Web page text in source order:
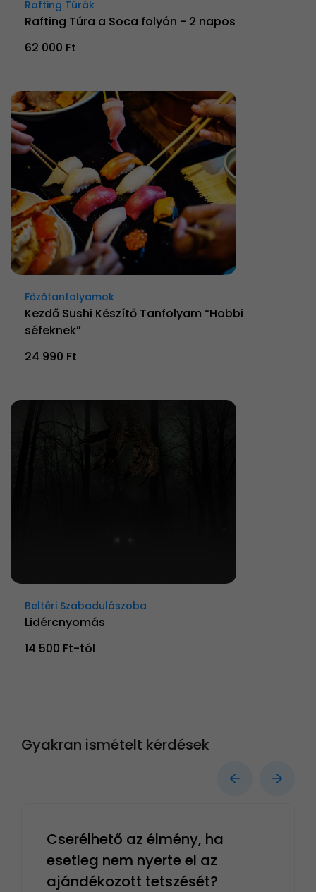
Rafting Túrák
Rafting Túra a Soca folyón - 2 napos
62 000 Ft
Főzőtanfolyamok
Kezdő Sushi Készítő Tanfolyam “Hobbi
séfeknek”
24 990 Ft
Beltéri Szabadulószoba
Lidércnyomás
14 500 Ft-tól
Gyakran ismételt kérdések
Cserélhető az élmény, ha
esetleg nem nyerte el az
ajándékozott tetszését?